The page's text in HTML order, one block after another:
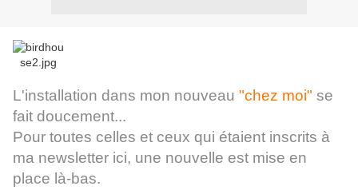
L'installation dans mon nouveau "chez moi" se
fait doucement...
Pour toutes celles et ceux qui étaient inscrits à
ma newsletter ici, une nouvelle est mise en
place là-bas.